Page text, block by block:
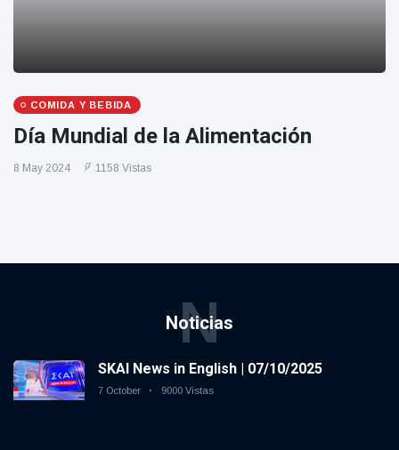
COMIDA Y BEBIDA
Día Mundial de la Alimentación
8 May 2024 1158 Vistas
Noticias
N
SKAI News in English | 07/10/2025
7 October 9000 Vistas